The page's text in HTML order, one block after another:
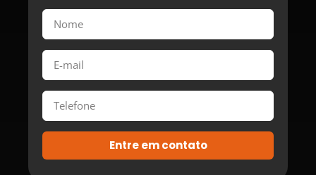
Entre em contato